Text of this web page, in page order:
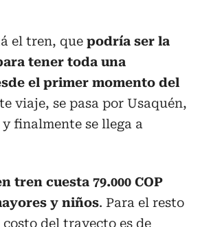
el tren, que podría ser la
tener toda una
el primer momento del
viaje, se pasa por Usaquén,
finalmente se llega a
tren cuesta 79.000 COP
y niños. Para el resto
costo del trayecto es de